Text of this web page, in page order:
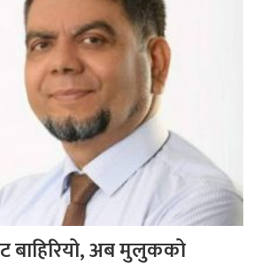
बाहिरियो, अब मुलुकको